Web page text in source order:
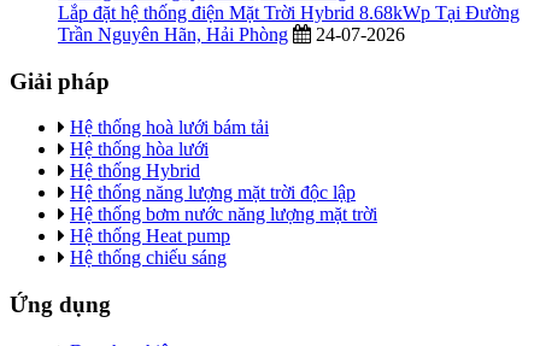
Lắp đặt hệ thống điện Mặt Trời Hybrid 8.68kWp Tại Đường
Trần Nguyên Hãn, Hải Phòng
24-07-2026
Giải pháp
Hệ thống hoà lưới bám tải
Hệ thống hòa lưới
Hệ thống Hybrid
Hệ thống năng lượng mặt trời độc lập
Hệ thống bơm nước năng lượng mặt trời
Hệ thống Heat pump
Hệ thống chiếu sáng
Ứng dụng